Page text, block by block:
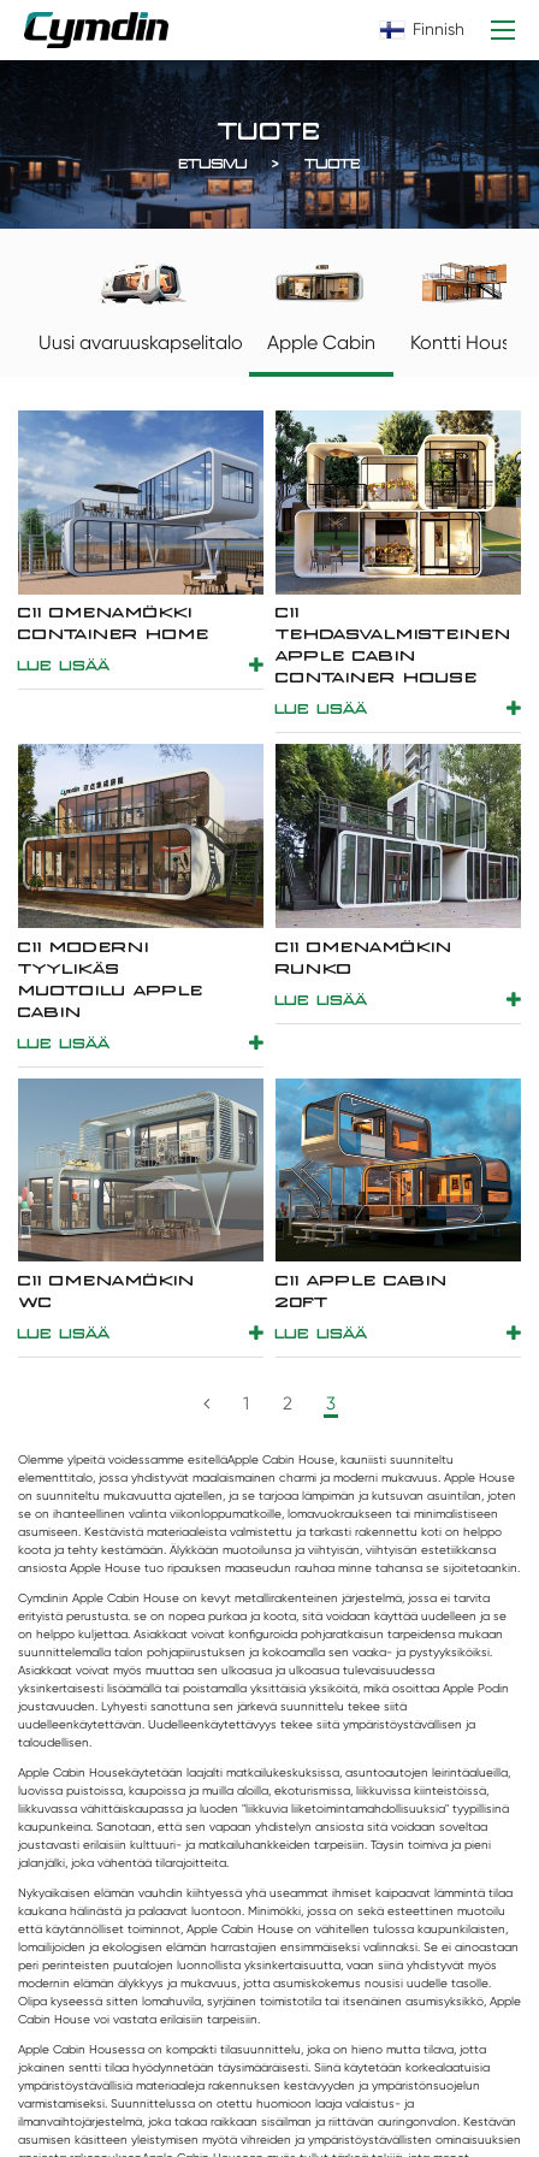
Finnish
TUOTE
ETUSIVU TUOTE
Uusi avaruuskapselitalo Apple Cabin Kontti House
C11 OMENAMÖKKI
CONTAINER HOME
LUE LISÄÄ
C11
TEHDASVALMISTEINEN
APPLE CABIN
CONTAINER HOUSE
LUE LISÄÄ
C11 MODERNI
TYYLIKÄS
MUOTOILU APPLE
CABIN
LUE LISÄÄ
C11 OMENAMÖKIN
RUNKO
LUE LISÄÄ
C11 OMENAMÖKIN
WC
LUE LISÄÄ
C11 APPLE CABIN
20FT
LUE LISÄÄ
1 2 3
Olemme ylpeitä voidessamme esitelläApple Cabin House , kauniisti suunniteltu
elementtitalo, jossa yhdistyvät maalaismainen charmi ja moderni mukavuus. Apple House
on suunniteltu mukavuutta ajatellen, ja se tarjoaa lämpimän ja kutsuvan asuintilan, joten
se on ihanteellinen valinta viikonloppumatkoille, lomavuokraukseen tai minimalistiseen
asumiseen. Kestävistä materiaaleista valmistettu ja tarkasti rakennettu koti on helppo
koota ja tehty kestämään. Älykkään muotoilunsa ja viihtyisän, viihtyisän estetiikkansa
ansiosta Apple House tuo ripauksen maaseudun rauhaa minne tahansa se sijoitetaankin.
Cymdinin Apple Cabin House on kevyt metallirakenteinen järjestelmä, jossa ei tarvita
erityistä perustusta. se on nopea purkaa ja koota, sitä voidaan käyttää uudelleen ja se
on helppo kuljettaa. Asiakkaat voivat konfiguroida pohjaratkaisun tarpeidensa mukaan
suunnittelemalla talon pohjapiirustuksen ja kokoamalla sen vaaka- ja pystyyksiköiksi.
Asiakkaat voivat myös muuttaa sen ulkoasua ja ulkoasua tulevaisuudessa
yksinkertaisesti lisäämällä tai poistamalla yksittäisiä yksiköitä, mikä osoittaa Apple Podin
joustavuuden. Lyhyesti sanottuna sen järkevä suunnittelu tekee siitä
uudelleenkäytettävän. Uudelleenkäytettävyys tekee siitä ympäristöystävällisen ja
taloudellisen.
Apple Cabin Housekäytetään laajalti matkailukeskuksissa, asuntoautojen leirintäalueilla,
luovissa puistoissa, kaupoissa ja muilla aloilla, ekoturismissa, liikkuvissa kiinteistöissä,
liikkuvassa vähittäiskaupassa ja luoden "liikkuvia liiketoimintamahdollisuuksia" tyypillisinä
kaupunkeina. Sanotaan, että sen vapaan yhdistelyn ansiosta sitä voidaan soveltaa
joustavasti erilaisiin kulttuuri- ja matkailuhankkeiden tarpeisiin. Täysin toimiva ja pieni
jalanjälki, joka vähentää tilarajoitteita.
Nykyaikaisen elämän vauhdin kiihtyessä yhä useammat ihmiset kaipaavat lämmintä tilaa
kaukana hälinästä ja palaavat luontoon. Minimökki, jossa on sekä esteettinen muotoilu
että käytännölliset toiminnot, Apple Cabin House on vähitellen tulossa kaupunkilaisten,
lomailijoiden ja ekologisen elämän harrastajien ensimmäiseksi valinnaksi. Se ei ainoastaan
peri perinteisten puutalojen luonnollista yksinkertaisuutta, vaan siinä yhdistyvät myös
modernin elämän älykkyys ja mukavuus, jotta asumiskokemus nousisi uudelle tasolle.
Olipa kyseessä sitten lomahuvila, syrjäinen toimistotila tai itsenäinen asumisyksikkö, Apple
Cabin House voi vastata erilaisiin tarpeisiin.
Apple Cabin Housessa on kompakti tilasuunnittelu, joka on hieno mutta tilava, jotta
jokainen sentti tilaa hyödynnetään täysimääräisesti. Siinä käytetään korkealaatuisia
ympäristöystävällisiä materiaaleja rakennuksen kestävyyden ja ympäristönsuojelun
varmistamiseksi. Suunnittelussa on otettu huomioon laaja valaistus- ja
ilmanvaihtojärjestelmä, joka takaa raikkaan sisäilman ja riittävän auringonvalon. Kestävän
asumisen käsitteen yleistymisen myötä vihreiden ja ympäristöystävällisten ominaisuuksien